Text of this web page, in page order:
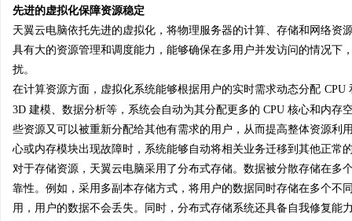
先进的虚拟化保障资源稳定
天翼云电脑依托先进的虚拟化，将物理服务器的计算、存储和网络
具有大的资源管理和调度能力，能够确保在多用户并发访问的情况
扰。
在计算资源方面，虚拟化系统能够根据用户的实时需求动态分配 CPU
3D 建模、数据分析等，系统会自动为其分配更多的 CPU 核心和内
些资源又可以被重新分配给其他有需求的用户，从而提高整体资源利
心或内存模块出现故障时，系统能够自动将相关业务迁移到其他正常
对于存储资源，天翼云电脑采用了分布式存储。数据被分散存储在
靠性。例如，采用多副本存储方式，将用户的数据同时存储在多个不
用，用户的数据不会丢失。同时，分布式存储系统还具备自我修复
全解析